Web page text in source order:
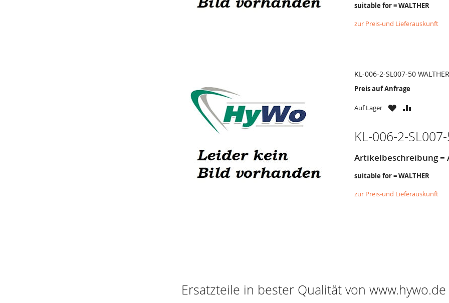
suitable for = WALTHER
zur Preis-und Lieferauskunft
KL-006-2-SL007-50 WALTHER
Preis auf Anfrage
Auf Lager
ZU
ZU
KL-006-2-
Artikelbeschreibung =
suitable for = WALTHER
zur Preis-und Lieferauskunft
Ersatzteile in bester Qualität von www.hywo.de